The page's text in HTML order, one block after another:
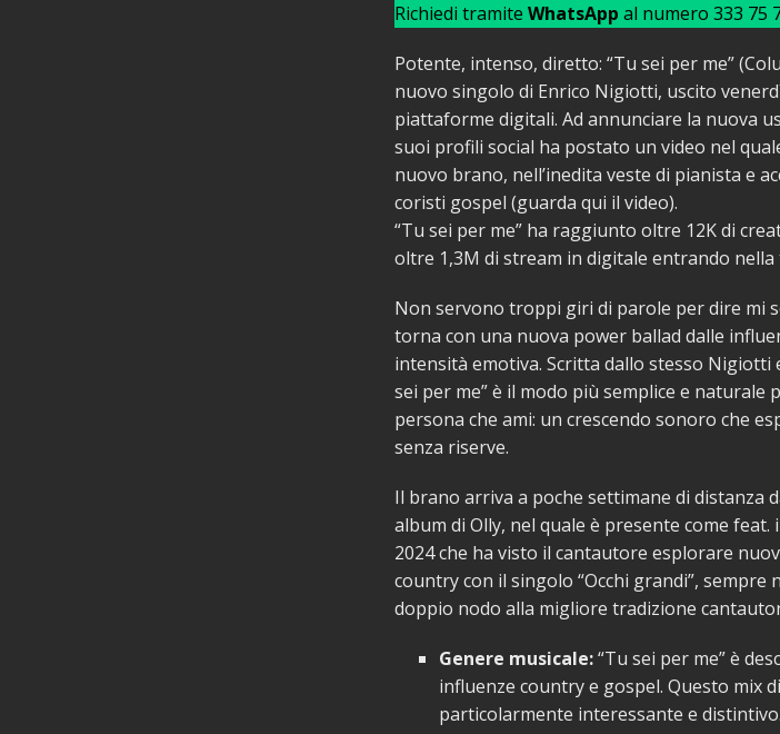
Richiedi tramite WhatsApp al numero 333 75
Potente, intenso, diretto: “Tu sei per me”
nuovo singolo di Enrico Nigiotti, uscito
piattaforme digitali. Ad annunciare la nuova
suoi profili social ha postato un video nel
nuovo brano, nell’inedita veste di pianista e
coristi gospel (guarda qui il video).
“Tu sei per me” ha raggiunto oltre 12K di
oltre 1,3M di stream in digitale entrando nella
Non servono troppi giri di parole per dire mi
torna con una nuova power ballad dalle
intensità emotiva. Scritta dallo stesso Nigiotti
sei per me” è il modo più semplice e naturale
persona che ami: un crescendo sonoro che
senza riserve.
Il brano arriva a poche settimane di distanza
album di Olly, nel quale è presente come feat.
2024 che ha visto il cantautore esplorare
country con il singolo “Occhi grandi”,
doppio nodo alla migliore tradizione
Genere musicale:“Tu sei per me” è
influenze country e gospel. Questo mix
particolarmente interessante e distintivo.